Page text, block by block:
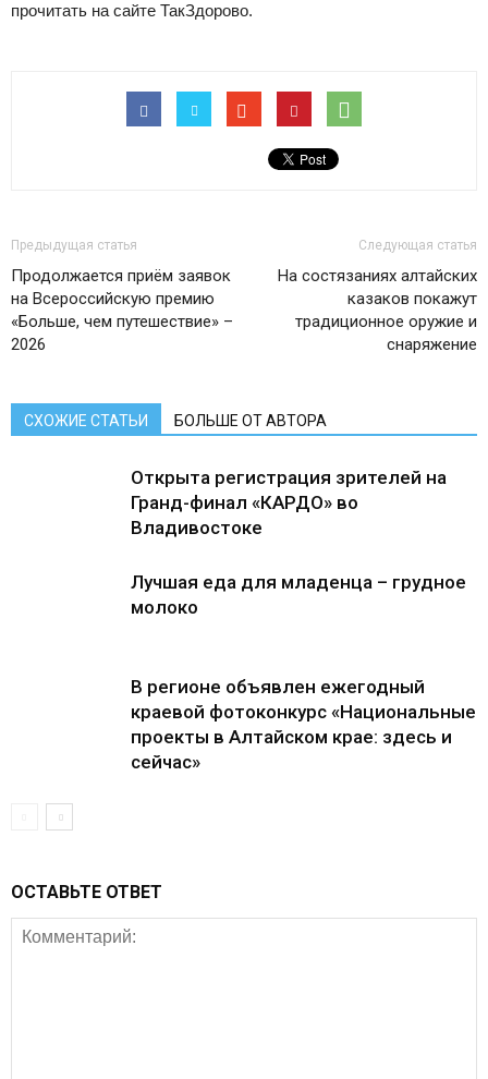
прочитать на сайте ТакЗдорово.
Предыдущая статья
Продолжается приём заявок
на Всероссийскую премию
«Больше, чем путешествие» –
2026
Следующая статья
На состязаниях алтайских
казаков покажут
традиционное оружие и
снаряжение
СХОЖИЕ СТАТЬИ БОЛЬШЕ ОТ АВТОРА
Открыта регистрация зрителей на
Гранд-финал «КАРДО» во
Владивостоке
Лучшая еда для младенца – грудное
молоко
В регионе объявлен ежегодный
краевой фотоконкурс «Национальные
проекты в Алтайском крае: здесь и
сейчас»
ОСТАВЬТЕ ОТВЕТ